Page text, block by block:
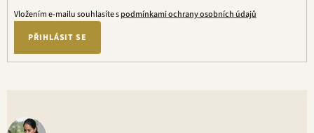
Vložením e-mailu souhlasíte spodmínkami ochrany osobních údajů
PŘIHLÁSIT SE